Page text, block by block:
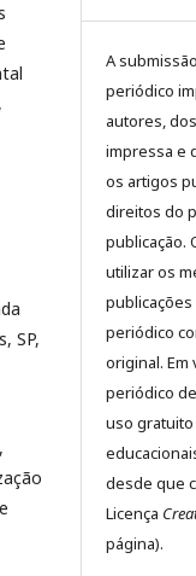
SP,
A
periódico
autores,
impressa e
os artigos
direitos do
publicação.
utilizar os
periódico
original.
periódico
uso
desde que
Licença
página).